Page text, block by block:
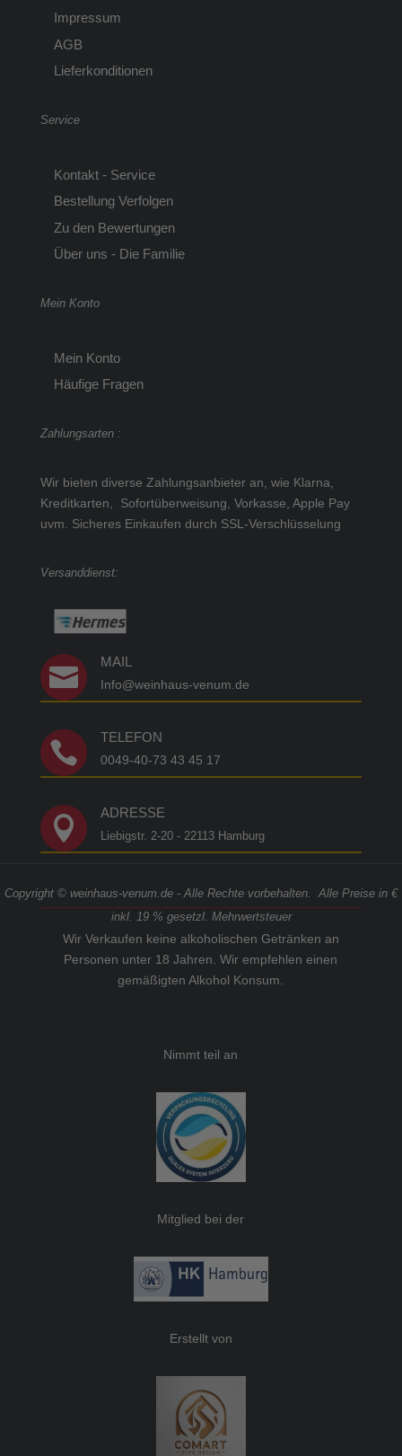
Impressum
AGB
Lieferkonditionen
Service
Kontakt - Service
Bestellung Verfolgen
Zu den Bewertungen
Über uns - Die Familie
Mein Konto
Mein Konto
Häufige Fragen
Zahlungsarten :
Wir bieten diverse Zahlungsanbieter an, wie Klarna,
Kreditkarten, Sofortüberweisung, Vorkasse, Apple Pay
uvm. Sicheres Einkaufen durch SSL-Verschlüsselung
Versanddienst:

MAIL
Info@weinhaus-venum.de

TELEFON
0049-40-73 43 45 17

ADRESSE
Liebigstr. 2-20 - 22113 Hamburg
Copyright © weinhaus-venum.de - Alle Rechte vorbehalten. Alle Preise in €
inkl. 19 % gesetzl. Mehrwertsteuer
Wir Verkaufen keine alkoholischen Getränken an
Personen unter 18 Jahren. Wir empfehlen einen
gemäßigten Alkohol Konsum.
Nimmt teil an
Mitglied bei der
Erstellt von